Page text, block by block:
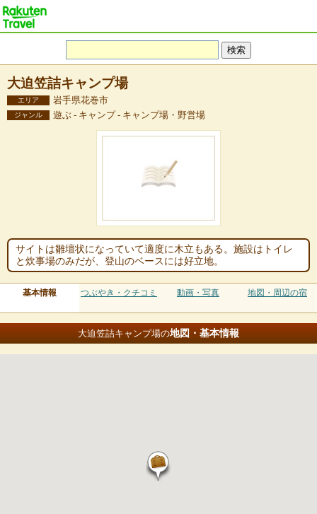
大迫笠詰キャンプ場
エリア 岩手県花巻市
ジャンル 遊ぶ - キャンプ - キャンプ場・野営場
サイトは雛壇状になっていて適度に木立もある。施設はトイレ
と炊事場のみだが、登山のベースには好立地。
基本情報 つぶやき・クチコミ 動画・写真 地図・周辺の宿
大迫笠詰キャンプ場の地図・基本情報